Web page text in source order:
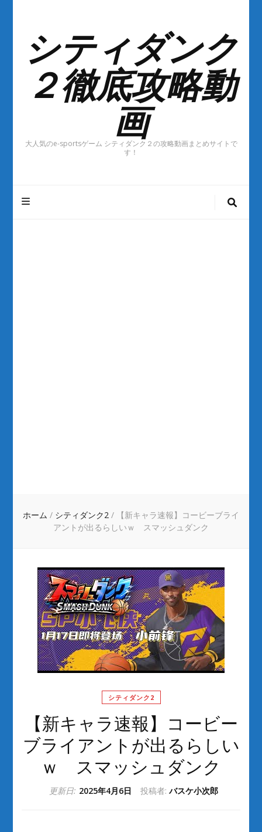
シティダンク
２徹底攻略動
画
大人気のe-sportsゲーム シティダンク２の攻略動画まとめサイトで
す！
ホーム / シティダンク2 /
【新キャラ速報】コービーブライ
アントが出るらしいｗ スマッシュダンク
シティダンク2
【新キャラ速報】コービー
ブライアントが出るらしい
ｗ スマッシュダンク
投稿者: バスケ小次郎
更新日: 2025年4月6日